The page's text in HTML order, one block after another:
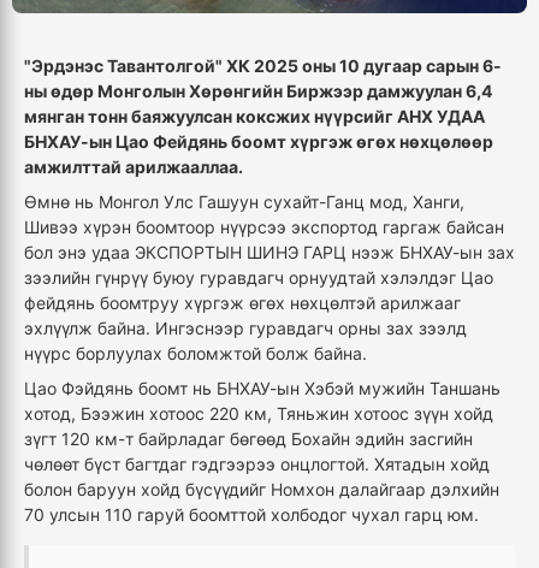
"Эрдэнэс Тавантолгой" ХК 2025 оны 10 дугаар сарын 6-
ны өдөр Монголын Хөрөнгийн Биржээр дамжуулан 6,4
мянган тонн баяжуулсан коксжих нүүрсийг АНХ УДАА
БНХАУ-ын Цао Фейдянь боомт хүргэж өгөх нөхцөлөөр
амжилттай арилжааллаа.
Өмнө нь Монгол Улс Гашуун сухайт-Ганц мод, Ханги,
Шивээ хүрэн боомтоор нүүрсээ экспортод гаргаж байсан
бол энэ удаа ЭКСПОРТЫН ШИНЭ ГАРЦ нээж БНХАУ-ын зах
зээлийн гүнрүү буюу гуравдагч орнуудтай хэлэлдэг Цао
фейдянь боомтруу хүргэж өгөх нөхцөлтэй арилжааг
эхлүүлж байна. Ингэснээр гуравдагч орны зах зээлд
нүүрс борлуулах боломжтой болж байна.
Цао Фэйдянь боомт нь БНХАУ-ын Хэбэй мужийн Таншань
хотод, Бээжин хотоос 220 км, Тяньжин хотоос зүүн хойд
зүгт 120 км-т байрладаг бөгөөд Бохайн эдийн засгийн
чөлөөт бүст багтдаг гэдгээрээ онцлогтой. Хятадын хойд
болон баруун хойд бүсүүдийг Номхон далайгаар дэлхийн
70 улсын 110 гаруй боомттой холбодог чухал гарц юм.